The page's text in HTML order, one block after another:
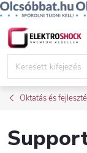
Ugrás
Oktatás és